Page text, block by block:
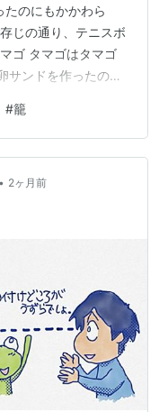
たのにもかかわら
じの通り、テニスボ
ゴ タマゴはタマゴ
サンドを作ったので
散漫なテニスにな
まだお昼ではないけ
だけど いやもう、
弁となりました
はロンドンへ出張
#籠
• 2ヶ月前